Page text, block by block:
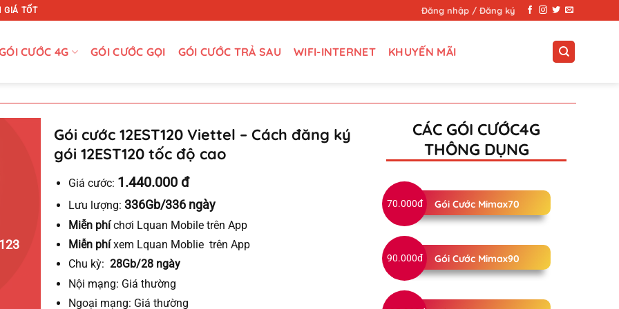
GIÁ TỐT Đăng nhập / Đăng ký
CƯỚC 4G GÓI CƯỚC GỌI GÓI CƯỚC TRẢ SAU WIFI-INTERNET KHUYẾN MÃI
Gói cước 12EST120 Viettel – Cách đăng ký
gói 12EST120 tốc độ cao
Giá cước: 1.440.000 đ
Lưu lượng:336Gb/336 ngày
Miễn phíchơi Lquan Mobile trên App
Miễn phíxem Lquan Moblie trên App
Chu kỳ:28Gb/28 ngày
Nội mạng: Giá thường
Ngoại mạng: Giá thường
CÁC GÓI CƯỚC4G
THÔNG DỤNG
70.000đ Gói Cước Mimax70
90.000đ Gói Cước Mimax90